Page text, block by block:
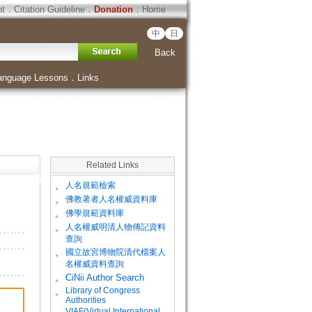
．Citation Guideline．Donation．Home
中 日
Back
Lessons ． Links
Related Links
。 人名規範檢索
。 佛教著者人名權威資料庫
。 佛學規範資料庫
。
人名權威明清人物傳記資料
查詢
。
國立故宮博物院清代檔案人
名權威資料查詢
。
CiNii Author Search
。
Library of Congress
Authorities